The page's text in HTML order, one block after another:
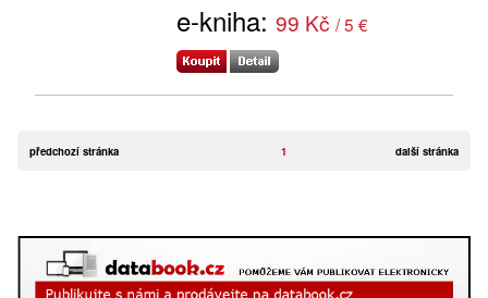
e-kniha: 99 Kč / 5 €
další stránka
předchozí stránka 1